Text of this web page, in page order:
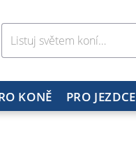
KONĚ PRO JEZDCE